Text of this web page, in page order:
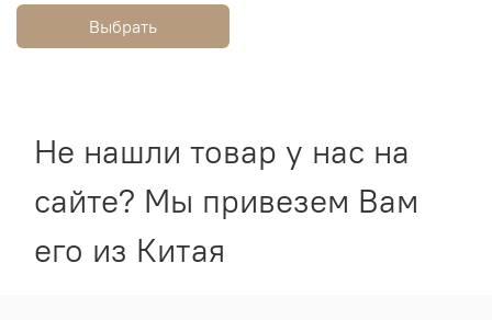
Выбрать
Не нашли товар у нас на
сайте? Мы привезем Вам
его из Китая